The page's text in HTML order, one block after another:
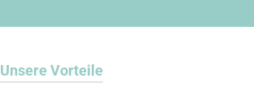
Unsere Vorteile